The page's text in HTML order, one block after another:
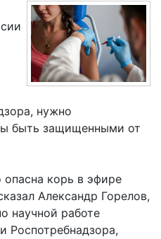
нужно
быть защищенными от
корь в эфире
Александр Горелов,
научной работе
Роспотребнадзора,